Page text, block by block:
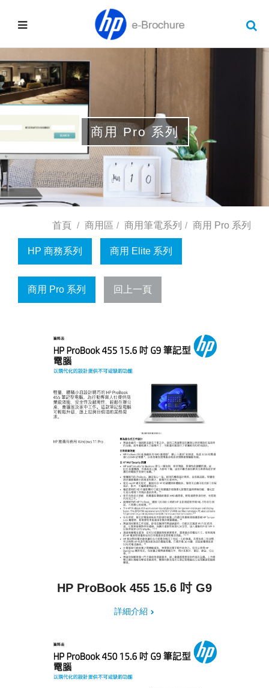
商用 Pro 系列
首頁 商用區 商用筆電系列 商用 Pro 系列
HP 商務系列 商用 Elite 系列
商用 Pro 系列 回上一頁
HP ProBook 455 15.6 吋 G9
詳細介紹